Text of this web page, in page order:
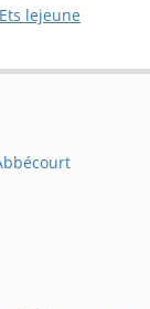
Ets lejeune